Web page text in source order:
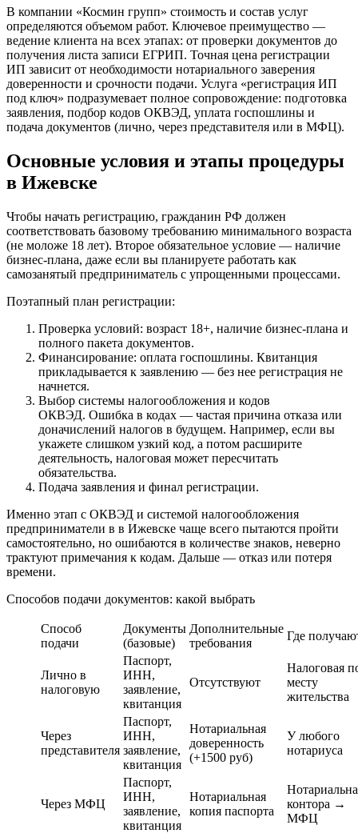
В компании «Космин групп» стоимость и состав услуг
определяются объемом работ. Ключевое преимущество —
ведение клиента на всех этапах: от проверки документов до
получения листа записи ЕГРИП. Точная цена регистрации
ИП зависит от необходимости нотариального заверения
доверенности и срочности подачи. Услуга «регистрация ИП
под ключ» подразумевает полное сопровождение: подготовка
заявления, подбор кодов ОКВЭД, уплата госпошлины и
подача документов (лично, через представителя или в МФЦ).
Основные условия и этапы процедуры
в Ижевске
Чтобы начать регистрацию, гражданин РФ должен
соответствовать базовому требованию минимального возраста
(не моложе 18 лет). Второе обязательное условие — наличие
бизнес-плана, даже если вы планируете работать как
самозанятый предприниматель с упрощенными процессами.
Поэтапный план регистрации:
Проверка условий: возраст 18+, наличие бизнес-плана и
полного пакета документов.
Финансирование: оплата госпошлины. Квитанция
прикладывается к заявлению — без нее регистрация не
начнется.
Выбор системы налогообложения и кодов
ОКВЭД. Ошибка в кодах — частая причина отказа или
доначислений налогов в будущем. Например, если вы
укажете слишком узкий код, а потом расширите
деятельность, налоговая может пересчитать
обязательства.
Подача заявления и финал регистрации.
Именно этап с ОКВЭД и системой налогообложения
предприниматели в в Ижевске чаще всего пытаются пройти
самостоятельно, но ошибаются в количестве знаков, неверно
трактуют примечания к кодам. Дальше — отказ или потеря
времени.
Способов подачи документов: какой выбрать
Способ
подачи
Документы
(базовые)
Дополнительные
требования
Где
Лично в
налоговую
Паспорт,
ИНН,
заявление,
квитанция
Отсутствуют
Налоговая
месту
жительства
Через
представителя
Паспорт,
ИНН,
заявление,
квитанция
Нотариальная
доверенность
(+1500 руб)
У любого
нотариуса
Через МФЦ
Паспорт,
ИНН,
заявление,
квитанция
Нотариальная
копия паспорта
контора →
МФЦ